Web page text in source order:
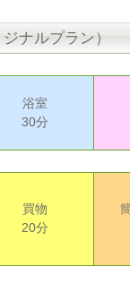
ナルプラン）
浴室
30分
買物
20分
簡